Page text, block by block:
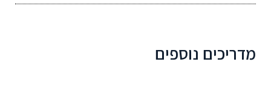
מדריכים נוספים